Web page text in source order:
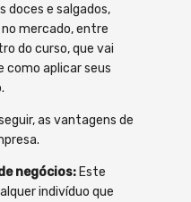
doces e salgados,
mercado, entre
do curso, que vai
como aplicar seus
as vantagens de
negócios: Este
indivíduo que